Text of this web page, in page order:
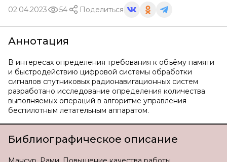
02.04.2023 54 Поделиться
Аннотация
В интересах определения требования к объёму памяти
и быстродействию цифровой системы обработки
сигналов спутниковых радионавигационных систем
разработано исследование определения количества
выполняемых операций в алгоритме управления
беспилотным летательным аппаратом.
Библиографическое описание